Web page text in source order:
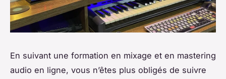
En suivant une formation en mixage et en mastering
audio en ligne, vous n’êtes plus obligés de suivre